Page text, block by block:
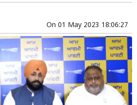
On 01 May 2023 18:06:27